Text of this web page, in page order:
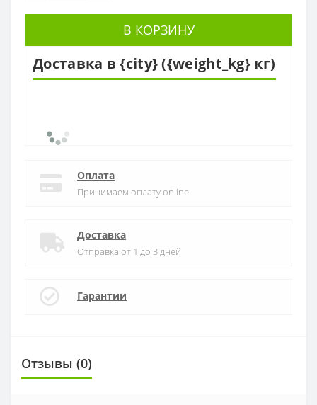
В КОРЗИНУ
Доставка в {city} ({weight_kg} кг)
Оплата
Принимаем оплату online
Доставка
Отправка от 1 до 3 дней
Гарантии
Отзывы (0)